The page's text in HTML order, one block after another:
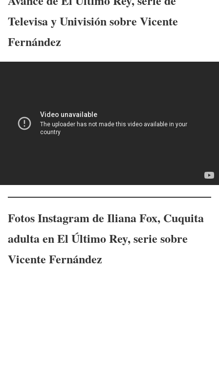
Televisa y Univisión sobre Vicente
Fernández
Fotos Instagram de Iliana Fox, Cuquita
adulta enEl Último Rey, serie sobre
Vicente Fernández